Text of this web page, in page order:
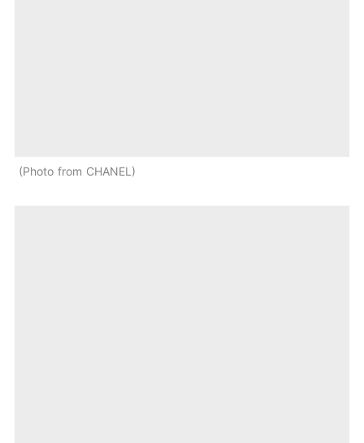
Photo from CHANEL